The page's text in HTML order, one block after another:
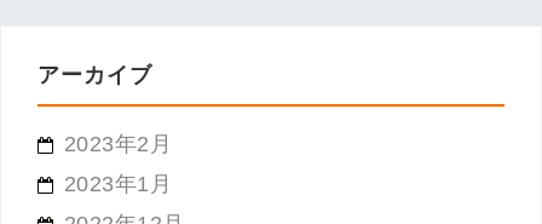
アーカイブ
2023年2月
2023年1月